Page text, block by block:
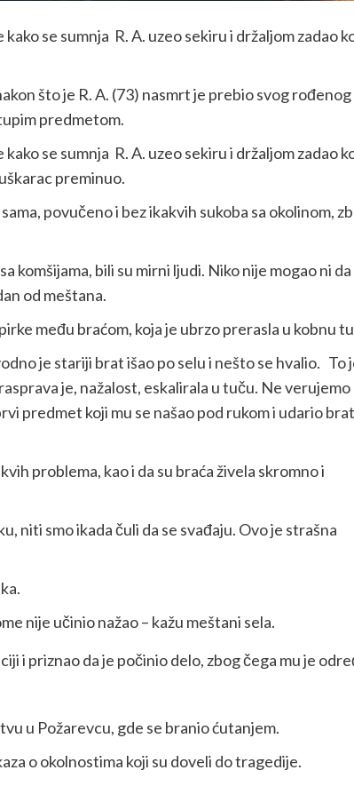
se sumnja R. A. uzeo sekiru i držaljom zadao
što je R. A. (73) nasmrt je prebio svog
predmetom.
se sumnja R. A. uzeo sekiru i držaljom zadao
preminuo.
povučeno i bez ikakvih sukoba sa okolinom,
komšijama, bili su mirni ljudi. Niko nije mogao ni da
od meštana.
među braćom, koja je ubrzo prerasla u kobnu
je stariji brat išao po selu i nešto se hvalio. To
je, nažalost, eskalirala u tuču. Ne verujemo
predmet koji mu se našao pod rukom i udario
problema, kao i da su braća živela skromno i
niti smo ikada čuli da se svađaju. Ovo je strašna
nije učinio nažao – kažu meštani sela.
i priznao da je počinio delo, zbog čega mu je
u Požarevcu, gde se branio ćutanjem.
o okolnostima koji su doveli do tragedije.